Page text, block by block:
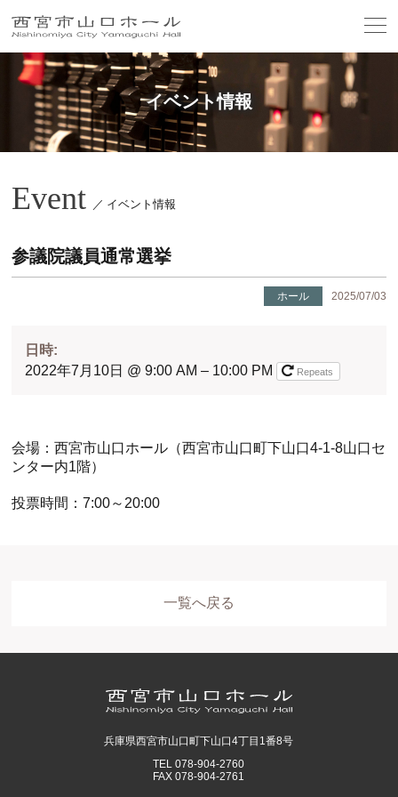
イベント情報
Event ／ イベント情報
参議院議員通常選挙
ホール 2025/07/03
日時:
2022年7月10日 @ 9:00 AM – 10:00 PM
Repeats
会場：西宮市山口ホール（西宮市山口町下山口4-1-8山口セ
ンター内1階）
投票時間：7:00～20:00
一覧へ戻る
兵庫県西宮市山口町下山口4丁目1番8号
TEL 078-904-2760
FAX 078-904-2761